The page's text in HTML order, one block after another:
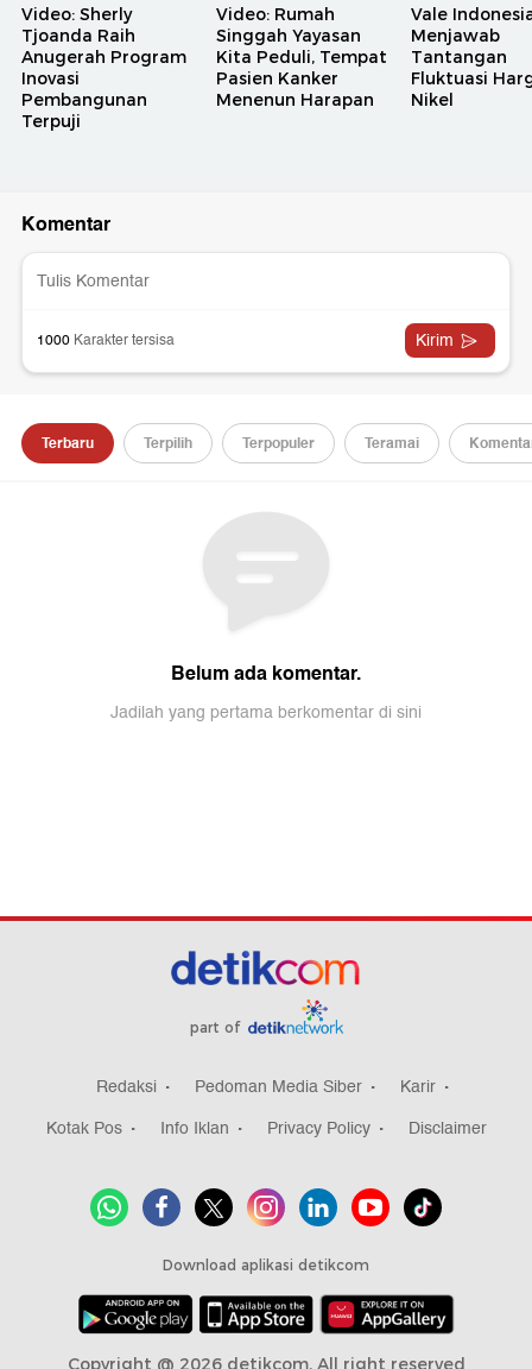
Video: Sherly
Tjoanda Raih
Anugerah Program
Inovasi
Pembangunan
Terpuji
Video: Rumah
Singgah Yayasan
Kita Peduli, Tempat
Pasien Kanker
Menenun Harapan
Vale
Menjawab
Tantangan
Fluktuasi
Nikel
part of
Redaksi Pedoman Media Siber
Karir
Kotak Pos
Info Iklan Privacy Policy Disclaimer
Download aplikasi detikcom
Copyright @ 2026 detikcom, All right reserved